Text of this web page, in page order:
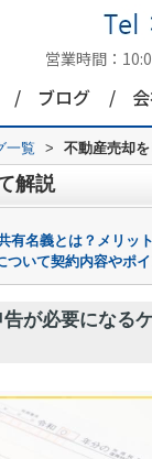
営業時間：
ブログ
一覧 > 不動産売却
解説
名義とは？メリッ
ついて契約内容やポ
が必要になる